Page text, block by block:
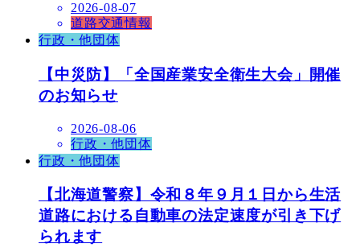
2026-08-07
道路交通情報
行政・他団体
【中災防】「全国産業安全衛生大会」開催
のお知らせ
2026-08-06
行政・他団体
行政・他団体
【北海道警察】令和８年９月１日から生活
道路における自動車の法定速度が引き下げ
られます